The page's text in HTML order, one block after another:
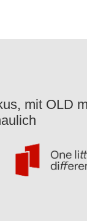
mit OLD